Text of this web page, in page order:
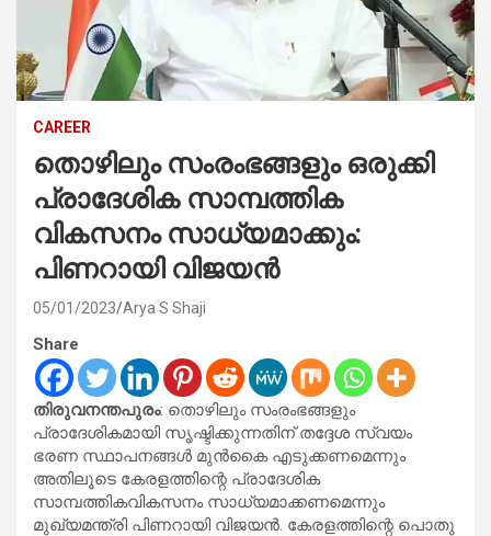
CAREER
തൊഴിലും സംരംഭങ്ങളും ഒരുക്കി
പ്രാദേശിക സാമ്പത്തിക
വികസനം സാധ്യമാക്കും:
പിണറായി വിജയൻ
05/01/2023 Arya S Shaji
Share
തിരുവനന്തപുരം: തൊഴിലും സംരംഭങ്ങളും
പ്രാദേശികമായി സൃഷ്ടിക്കുന്നതിന് തദ്ദേശ സ്വയം
ഭരണ സ്ഥാപനങ്ങൾ മുൻകൈ എടുക്കണമെന്നും
അതിലൂടെ കേരളത്തിന്റെ പ്രാദേശിക
സാമ്പത്തികവികസനം സാധ്യമാക്കണമെന്നും
മുഖ്യമന്ത്രി പിണറായി വിജയൻ. കേരളത്തിന്റെ പൊതു